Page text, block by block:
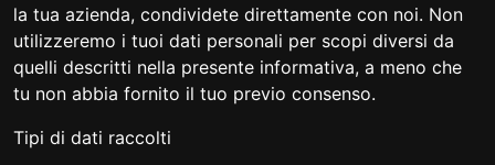
la tua azienda, condividete direttamente con noi. Non
utilizzeremo i tuoi dati personali per scopi diversi da
quelli descritti nella presente informativa, a meno che
tu non abbia fornito il tuo previo consenso.
Tipi di dati raccolti